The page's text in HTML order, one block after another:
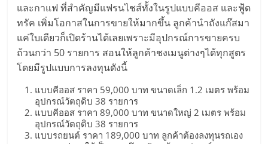
ไทย,
SMEs,
แฟ
รน
ไชส์,
ปรึกษา
และกาแฟ ที่สำคัญมีแฟรนไชส์ทั้งในรูปแบบคีออส และฟู้ด
ทรัค เพิ่มโอกาสในการขายให้มากขึ้น ลูกค้านำถังแก๊สมา
แค่ใบเดียวก็เปิดร้านได้เลยเพราะมีอุปกรณ์การขายครบ
ถ้วนกว่า 50 รายการ สอนให้ลูกค้าชงเมนูต่างๆได้ทุกสูตร
โดยมีรูปแบบการลงทุนดังนี้
แบบคีออส ราคา 59,000 บาท ขนาดเล็ก 1.2 เมตร พร้อม
อุปกรณ์วัตถุดิบ 38 รายการ
แบบคีออส ราคา 89,000 บาท ขนาดใหญ่ 2 เมตร พร้อม
อุปกรณ์วัตถุดิบ 38 รายการ
แบบรถยนต์ ราคา 189,000 บาท ลูกค้าต้องลงทุนรถเอง